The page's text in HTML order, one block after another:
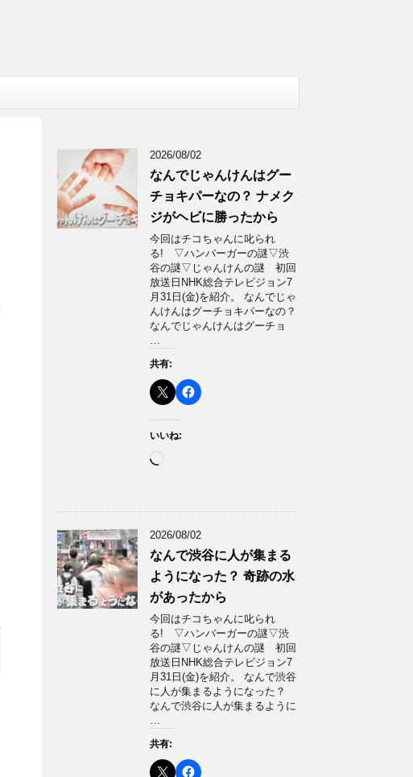
2026/08/02
なんでじゃんけんはグー
チョキパーなの？ ナメク
ジがヘビに勝ったから
今回はチコちゃんに叱られ
る! ▽ハンバーガーの謎▽渋
谷の謎▽じゃんけんの謎 初回
放送日NHK総合テレビジョン7
月31日(金)を紹介。 なんでじゃ
んけんはグーチョキパーなの？
なんでじゃんけんはグーチョ
…
共有:
いいね:
み
2026/08/02
なんで渋谷に人が集まる
ようになった？ 奇跡の水
があったから
今回はチコちゃんに叱られ
る! ▽ハンバーガーの謎▽渋
谷の謎▽じゃんけんの謎 初回
放送日NHK総合テレビジョン7
月31日(金)を紹介。 なんで渋谷
に人が集まるようになった？
なんで渋谷に人が集まるように
…
共有: